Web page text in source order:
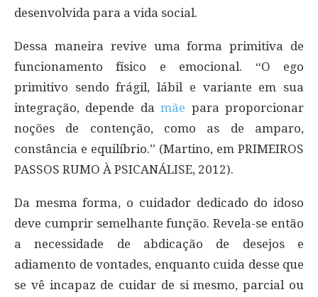
desenvolvida para a vida social.
Dessa maneira revive uma forma primitiva de
funcionamento físico e emocional. “O ego
primitivo sendo frágil, lábil e variante em sua
integração, depende damãe para proporcionar
noções de contenção, como as de amparo,
constância e equilíbrio.” (Martino, em PRIMEIROS
PASSOS RUMO À PSICANÁLISE, 2012).
Da mesma forma, o cuidador dedicado do idoso
deve cumprir semelhante função. Revela-se então
a necessidade de abdicação de desejos e
adiamento de vontades, enquanto cuida desse que
se vê incapaz de cuidar de si mesmo, parcial ou